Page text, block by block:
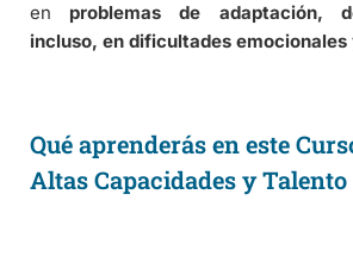
en problemas de adaptación,
incluso, en dificultades emocionales
Qué aprenderás en este
Altas Capacidades y